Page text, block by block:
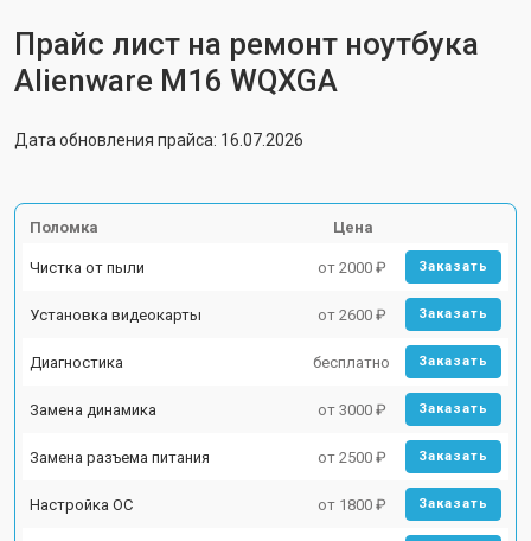
Прайс лист на ремонт ноутбука
Alienware M16 WQXGA
Дата обновления прайса: 16.07.2026
Поломка Цена
Чистка от пыли от 2000 ₽ Заказать
Установка видеокарты от 2600 ₽ Заказать
Диагностика бесплатно Заказать
Замена динамика от 3000 ₽ Заказать
Замена разъема питания от 2500 ₽ Заказать
Настройка ОС от 1800 ₽ Заказать